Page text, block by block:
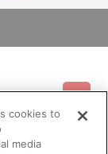
ー
cookies to
media